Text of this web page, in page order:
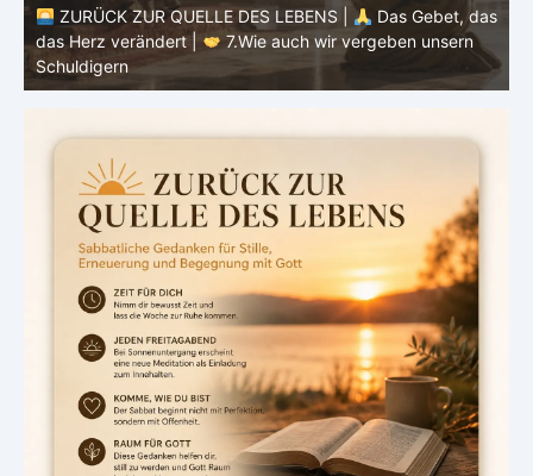
ZURÜCK ZUR QUELLE DES LEBENS |
Das Gebet, das
das Herz verändert |
7.Wie auch wir vergeben unsern
Schuldigern